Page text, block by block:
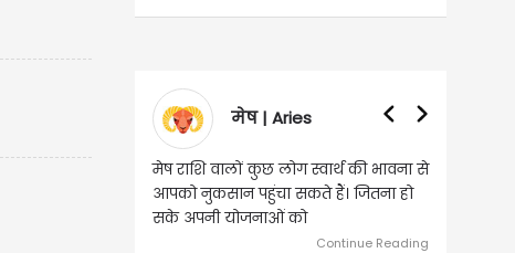
वृषभ | Taurus
वृष राशि वालों आय के स्त्रोत बढ़ने से रुके
हुए कार्यों में गति आएगी। युवा वर्ग भविष्य
को लेकर ज्यादा फोकस रहेंगे।
Continue Reading